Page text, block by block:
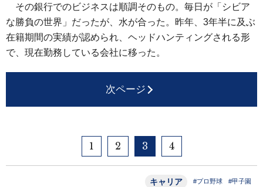
その銀行でのビジネスは順調そのもの。毎日が「シビア
な勝負の世界」だったが、水が合った。昨年、3年半に及ぶ
在籍期間の実績が認められ、ヘッドハンティングされる形
で、現在勤務している会社に移った。
次ページ
1 2 3 4
キャリア #プロ野球 #甲子園